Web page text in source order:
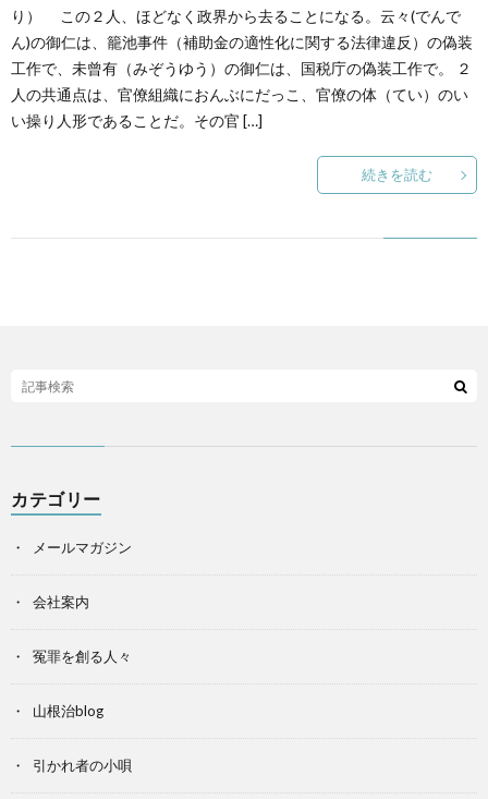
り） この２人、ほどなく政界から去ることになる。云々(でんで
ん)の御仁は、籠池事件（補助金の適性化に関する法律違反）の偽装
工作で、未曾有（みぞうゆう）の御仁は、国税庁の偽装工作で。 ２
人の共通点は、官僚組織におんぶにだっこ、官僚の体（てい）のい
い操り人形であることだ。その官 […]
続きを読む
カテゴリー
メールマガジン
会社案内
冤罪を創る人々
山根治blog
引かれ者の小唄